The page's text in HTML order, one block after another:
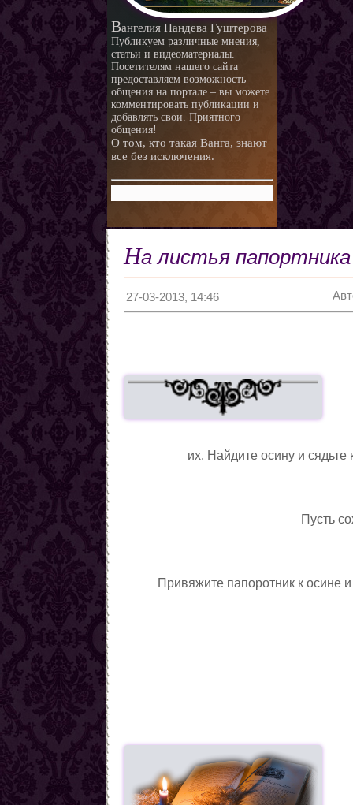
Вангелия Пандева Гуштерова
Публикуем различные мнения,
статьи и видеоматериалы.
Посетителям нашего сайта
предоставляем возможность
общения на портале – вы можете
комментировать публикации и
добавлять свои. Приятного
общения!
О том, кто такая Ванга, знают
все без исключения.
На листья папортника
27-03-2013, 14:46
их. Найдите осину и
Пусть
Привяжите папоротник к осине